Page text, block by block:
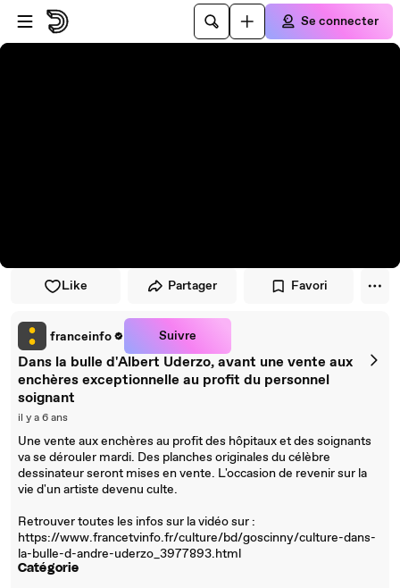
Passer au player
Passer au contenu principal
Se connecter
Like Partager Favori
franceinfo Suivre
Dans la bulle d'Albert Uderzo, avant une vente aux
enchères exceptionnelle au profit du personnel
soignant
il y a 6 ans
Une vente aux enchères au profit des hôpitaux et des soignants
va se dérouler mardi. Des planches originales du célèbre
dessinateur seront mises en vente. L'occasion de revenir sur la
vie d'un artiste devenu culte.
Retrouver toutes les infos sur la vidéo sur :
https://www.francetvinfo.fr/culture/bd/goscinny/culture-dans-
la-bulle-d-andre-uderzo_3977893.html
Catégorie